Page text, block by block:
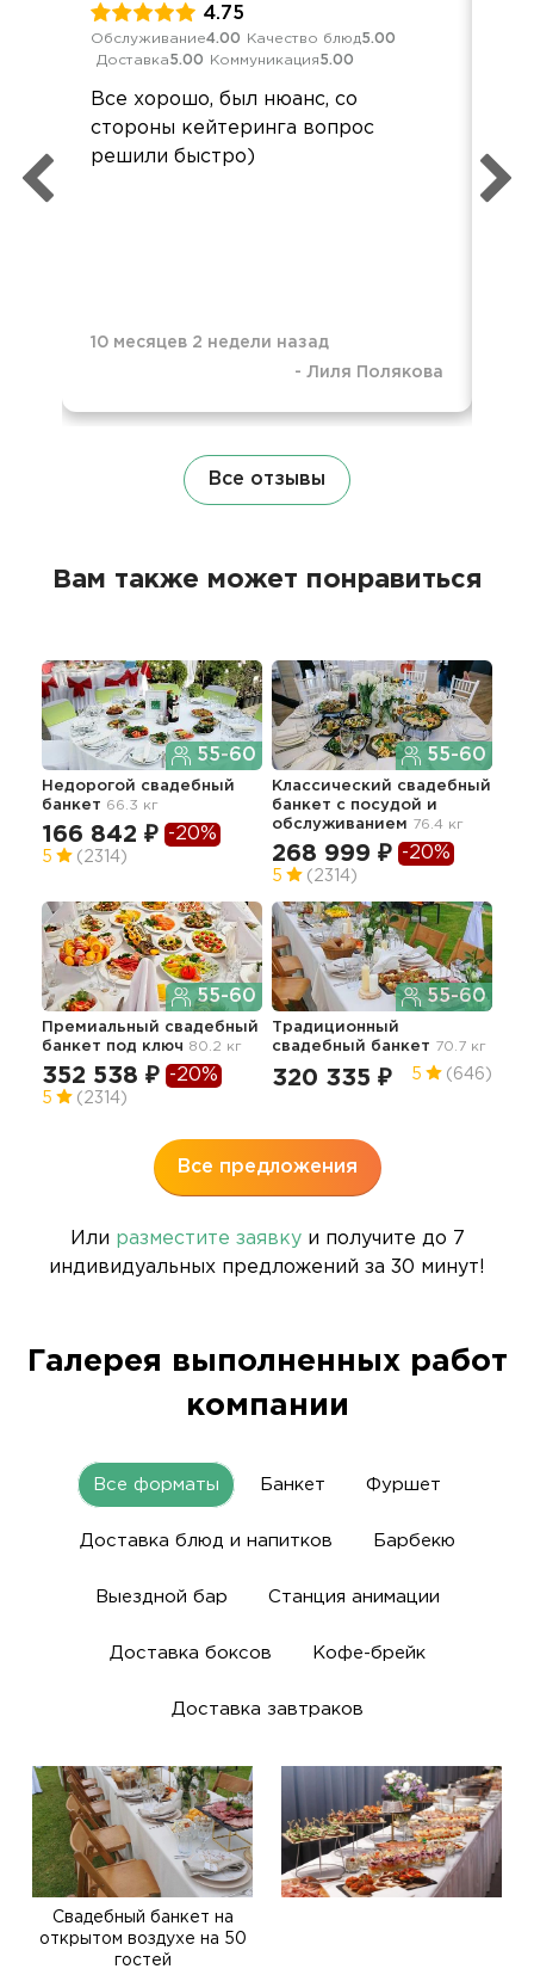
4.75
Обслуживание4.00 Качество блюд5.00
Доставка5.00 Коммуникация5.00
Все хорошо, был нюанс, со
стороны кейтеринга вопрос
решили быстро)
10 месяцев 2 недели назад
- Лиля Полякова
Все отзывы
Вам также может понравиться
55-60
Недорогой свадебный
банкет 66.3 кг
166 842 ₽ -20%
5 (2314)
55-60
Классический свадебный
банкет с посудой и
обслуживанием 76.4 кг
268 999 ₽ -20%
5 (2314)
55-60
Премиальный свадебный
банкет под ключ 80.2 кг
352 538 ₽ -20%
5 (2314)
55-60
Традиционный
свадебный банкет 70.7 кг
320 335 ₽ 5 (646)
Все предложения
Или разместите заявкуи получите до 7
индивидуальных предложений за 30 минут!
Галерея выполненных работ
компании
Все форматы Банкет Фуршет
Доставка блюд и напитков Барбекю
Выездной бар Станция анимации
Доставка боксов Кофе-брейк
Доставка завтраков
Свадебный банкет на
открытом воздухе на 50
гостей